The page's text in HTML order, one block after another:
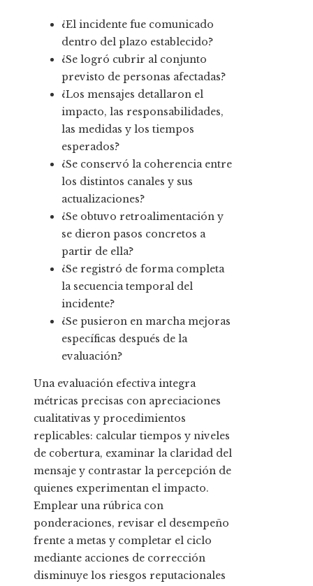
¿El incidente fue comunicado
dentro del plazo establecido?
¿Se logró cubrir al conjunto
previsto de personas afectadas?
¿Los mensajes detallaron el
impacto, las responsabilidades,
las medidas y los tiempos
esperados?
¿Se conservó la coherencia entre
los distintos canales y sus
actualizaciones?
¿Se obtuvo retroalimentación y
se dieron pasos concretos a
partir de ella?
¿Se registró de forma completa
la secuencia temporal del
incidente?
¿Se pusieron en marcha mejoras
específicas después de la
evaluación?
Una evaluación efectiva integra
métricas precisas con apreciaciones
cualitativas y procedimientos
replicables: calcular tiempos y niveles
de cobertura, examinar la claridad del
mensaje y contrastar la percepción de
quienes experimentan el impacto.
Emplear una rúbrica con
ponderaciones, revisar el desempeño
frente a metas y completar el ciclo
mediante acciones de corrección
disminuye los riesgos reputacionales